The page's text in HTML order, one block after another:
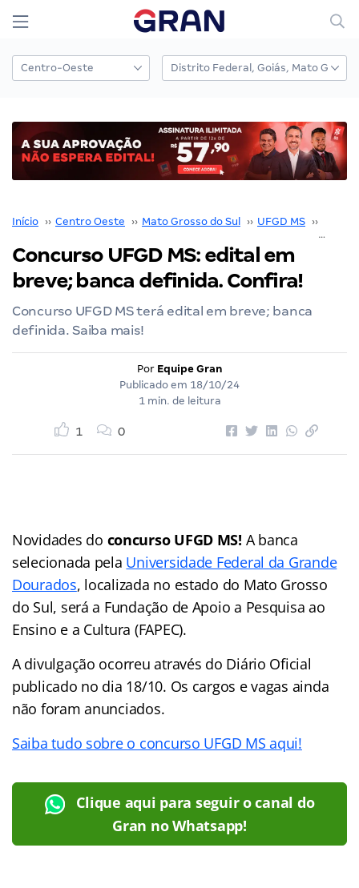
Início ›› Centro Oeste ›› Mato Grosso do Sul ›› UFGD MS ››
Concurso UFGD MS: edital em
breve; banca definida. Confira!
Concurso UFGD MS terá edital em breve; banca
definida. Saiba mais!
Por Equipe Gran
Publicado em 18/10/24
1 min. de leitura
1 0
Novidades do concurso UFGD MS! A banca
selecionada pela Universidade Federal da Grande
Dourados, localizada no estado do Mato Grosso
do Sul, será a Fundação de Apoio a Pesquisa ao
Ensino e a Cultura (FAPEC).
A divulgação ocorreu através do Diário Oficial
publicado no dia 18/10. Os cargos e vagas ainda
não foram anunciados.
Saiba tudo sobre o concurso UFGD MS aqui!
Clique aqui para seguir o canal do
Gran no Whatsapp!